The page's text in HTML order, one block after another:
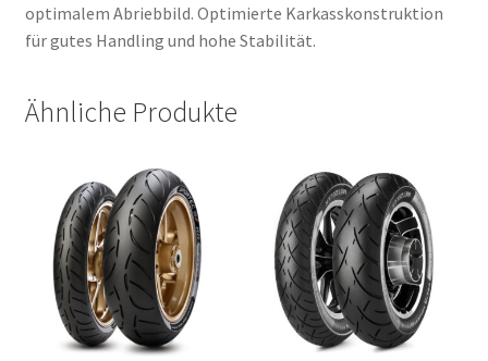
optimalem Abriebbild. Optimierte Karkasskonstruktion
für gutes Handling und hohe Stabilität.
Ähnliche Produkte